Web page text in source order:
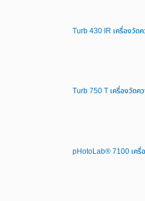
Turb 430 IR เครื่องวัด
Turb 750 T เครื่องวัดค
pHotoLab® 7100 เครื่